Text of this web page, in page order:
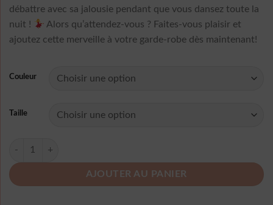
débattre avec sa jalousie pendant que vous dansez toute la
nuit !
Alors qu’attendez-vous ? Faites-vous plaisir et
ajoutez cette merveille à votre garde-robe dès maintenant!
Couleur
Taille
quantité de Robe Longue A Pois Simple
AJOUTER AU PANIER